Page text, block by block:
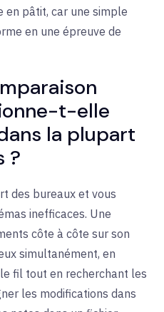
en pâtit, car une simple
en une épreuve de
t-elle
la plupart
?
des bureaux et vous
inefficaces. Une
côte à côte sur son
simultanément, en
fil tout en recherchant les
les modifications dans